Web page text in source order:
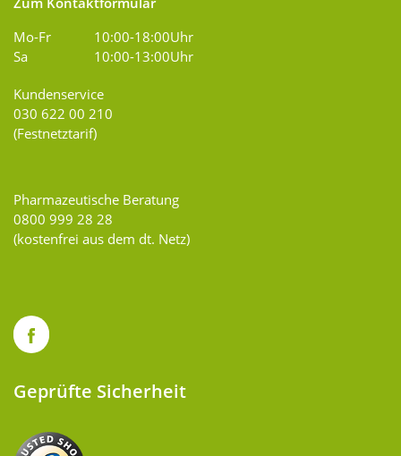
Mo-Fr
10:00-18:00Uhr
Sa
10:00-13:00Uhr
Kundenservice
030 622 00 210
(Festnetztarif)
Pharmazeutische Beratung
0800 999 28 28
(kostenfrei aus dem dt. Netz)
Geprüfte Sicherheit